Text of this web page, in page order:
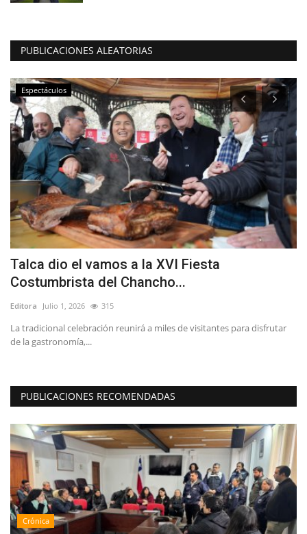
PUBLICACIONES ALEATORIAS
Espectáculos
Talca dio el vamos a la XVI Fiesta
Costumbrista del Chancho...
Editora Julio 1, 2026 315
La tradicional celebración reunirá a miles de visitantes para disfrutar
de la gastronomía,...
PUBLICACIONES RECOMENDADAS
Crónica